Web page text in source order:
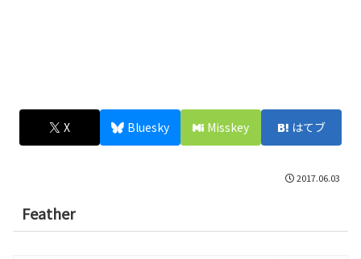
X Bluesky Misskey はてブ
2017.06.03
Feather